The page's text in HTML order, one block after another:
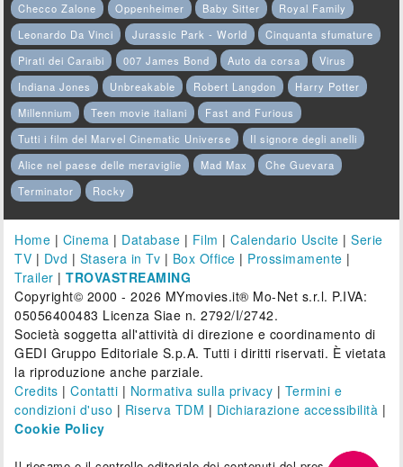
Checco Zalone
Oppenheimer Baby Sitter
Royal Family
Leonardo Da Vinci
Jurassic Park - World
Cinquanta sfumature
Pirati dei Caraibi
007 James Bond Auto da corsa
Virus
Indiana Jones
Unbreakable Robert Langdon
Harry Potter
Millennium
Teen movie italiani
Fast and Furious
Tutti i film del Marvel Cinematic Universe
Il signore degli anelli
Alice nel paese delle meraviglie
Mad Max
Che Guevara
Terminator
Rocky
Home | Cinema | Database | Film |Calendario Uscite |Serie
TV | Dvd | Stasera in Tv | Box Office | Prossimamente |
Trailer |TROVASTREAMING
Copyright© 2000 - 2026 MYmovies.it® Mo-Net s.r.l. P.IVA:
05056400483 Licenza Siae n. 2792/I/2742.
Società soggetta all'attività di direzione e coordinamento di
GEDI Gruppo Editoriale S.p.A. Tutti i diritti riservati. È vietata
la riproduzione anche parziale.
Credits |Contatti | Normativa sulla privacy | Termini e
condizioni d'uso | Riserva TDM | Dichiarazione accessibilità |
Cookie Policy